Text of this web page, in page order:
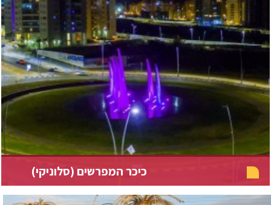
כיכר המפרשים (סלוניקי)